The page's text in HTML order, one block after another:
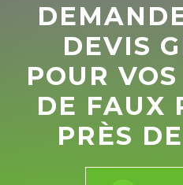
DEVIS
POUR
DE FAUX
PRÈS